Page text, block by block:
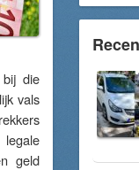
bij die
vals
geld